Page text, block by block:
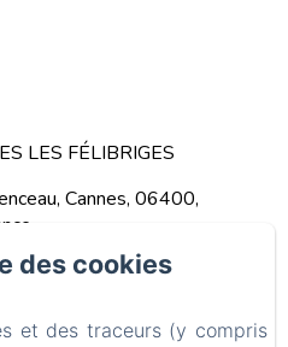
LES FÉLIBRIGES
Cannes, 06400,
Appelez-nous
des cookies
et des traceurs (y compris